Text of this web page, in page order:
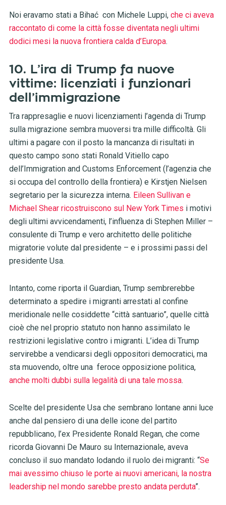
Noi eravamo stati a Bihać con Michele Luppi, che ci aveva
raccontato di come la città fosse diventata negli ultimi
dodici mesi la nuova frontiera calda d’Europa.
10. L’ira di Trump fa nuove
vittime: licenziati i funzionari
dell’immigrazione
Tra rappresaglie e nuovi licenziamenti l’agenda di Trump
sulla migrazione sembra muoversi tra mille difficoltà. Gli
ultimi a pagare con il posto la mancanza di risultati in
questo campo sono stati Ronald Vitiello capo
dell’Immigration and Customs Enforcement (l’agenzia che
si occupa del controllo della frontiera) e Kirstjen Nielsen
segretario per la sicurezza interna. Eileen Sullivan e
Michael Shear ricostruiscono sul New York Times i motivi
degli ultimi avvicendamenti, l’influenza di Stephen Miller –
consulente di Trump e vero architetto delle politiche
migratorie volute dal presidente – e i prossimi passi del
presidente Usa.
Intanto, come riporta il Guardian, Trump sembrerebbe
determinato a spedire i migranti arrestati al confine
meridionale nelle cosiddette “città santuario”, quelle città
cioè che nel proprio statuto non hanno assimilato le
restrizioni legislative contro i migranti. L’idea di Trump
servirebbe a vendicarsi degli oppositori democratici, ma
sta muovendo, oltre una feroce opposizione politica,
anche molti dubbi sulla legalità di una tale mossa.
Scelte del presidente Usa che sembrano lontane anni luce
anche dal pensiero di una delle icone del partito
repubblicano, l’ex Presidente Ronald Regan, che come
ricorda Giovanni De Mauro su Internazionale, aveva
concluso il suo mandato lodando il ruolo dei migranti: “Se
mai avessimo chiuso le porte ai nuovi americani, la nostra
leadership nel mondo sarebbe presto andata perduta”.